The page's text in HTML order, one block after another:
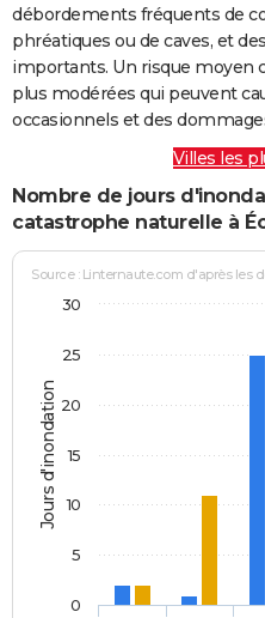
débordements fréquents de
phréatiques ou de caves, et
importants. Un risque moyen
plus modérées qui peuvent
occasionnels et des
Villes les
Nombre de jours
catastrophe naturelle à
Jours d'inondation
Source : Linternaute.com d'après les
0
5
10
15
20
25
30